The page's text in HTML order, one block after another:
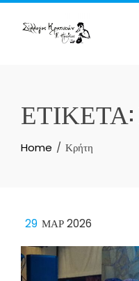
Skip
ΕΤΙΚΈΤΑ:
Home Κρήτη
29 ΜΑΡ 2026